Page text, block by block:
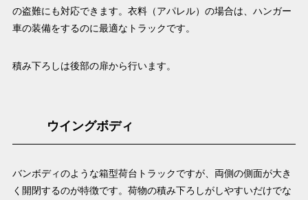
の盗難にも対応できます。衣料（アパレル）の場合は、ハンガー
車の装備をするのに最適なトラックです。
積み下ろしは後部の扉から行います。
ウイングボディ
バンボディのような箱型荷台トラックですが、両側の側面が大き
く開閉するのが特徴です。荷物の積み下ろしがしやすいだけでな